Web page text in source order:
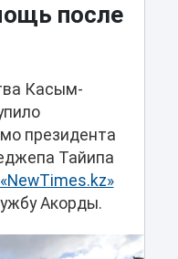
после
Касым-
президента
Тайипа
Акорды.